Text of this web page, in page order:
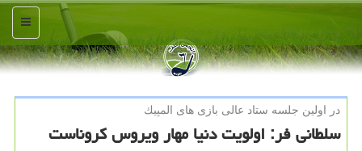
منو
در اولین جلسه ستاد عالی بازی های المپیك
سلطانی فر: اولویت دنیا مهار ویروس كروناست